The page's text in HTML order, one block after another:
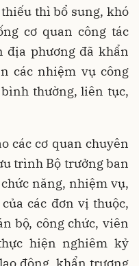
thì bổ sung, khó
cơ quan công tác
địa phương đã khẩn
các nhiệm vụ công
thường, liên tục,
các cơ quan chuyên
trình Bộ trưởng ban
năng, nhiệm vụ,
các đơn vị thuộc,
bộ, công chức, viên
hiện nghiêm kỷ
động, khẩn trương